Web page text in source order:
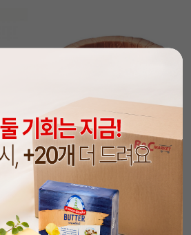
)
담기
원형베이킹컵90*H25(8개입)
28% 2,490원
3,500원